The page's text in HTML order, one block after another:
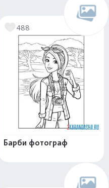
488
Барби фотограф